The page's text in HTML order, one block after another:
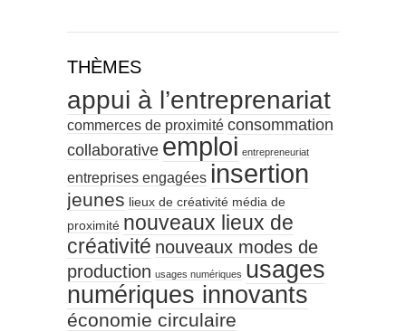
THÈMES
appui à l’entreprenariat
commerces de proximité consommation
collaborative emploi entrepreneuriat
entreprises engagées insertion
jeunes lieux de créativité média de
proximité nouveaux lieux de
créativité nouveaux modes de
production usages numériques usages
numériques innovants
économie circulaire